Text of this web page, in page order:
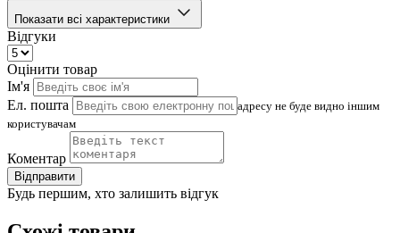
Показати всі характеристики
Відгуки
Оцінити товар
Ім'я
Ел. пошта
адресу не буде видно іншим
користувачам
Коментар
Відправити
Будь першим, хто залишить відгук